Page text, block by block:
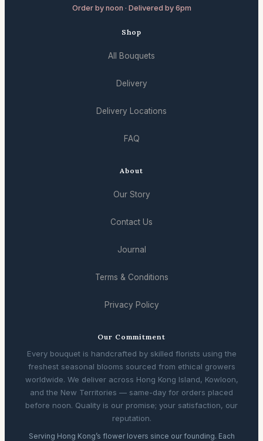
Order by noon · Delivered by 6pm
Shop
All Bouquets
Delivery
Delivery Locations
FAQ
About
Our Story
Contact Us
Journal
Terms & Conditions
Privacy Policy
Our Commitment
Every bouquet is handcrafted by skilled florists using the
freshest seasonal blooms sourced from ethical growers
worldwide. We deliver across Hong Kong Island, Kowloon,
and the New Territories — same-day for orders placed
before noon. Quality is our promise; your satisfaction, our
reputation.
Serving Hong Kong’s flower lovers since our founding. Each